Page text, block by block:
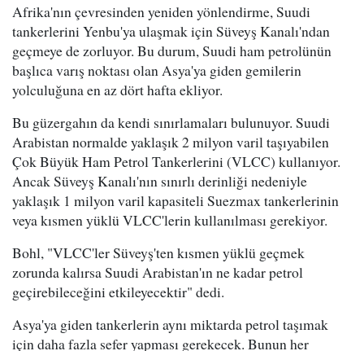
Afrika'nın çevresinden yeniden yönlendirme, Suudi
tankerlerini Yenbu'ya ulaşmak için Süveyş Kanalı'ndan
geçmeye de zorluyor. Bu durum, Suudi ham petrolünün
başlıca varış noktası olan Asya'ya giden gemilerin
yolculuğuna en az dört hafta ekliyor.
Bu güzergahın da kendi sınırlamaları bulunuyor. Suudi
Arabistan normalde yaklaşık 2 milyon varil taşıyabilen
Çok Büyük Ham Petrol Tankerlerini (VLCC) kullanıyor.
Ancak Süveyş Kanalı'nın sınırlı derinliği nedeniyle
yaklaşık 1 milyon varil kapasiteli Suezmax tankerlerinin
veya kısmen yüklü VLCC'lerin kullanılması gerekiyor.
Bohl, "VLCC'ler Süveyş'ten kısmen yüklü geçmek
zorunda kalırsa Suudi Arabistan'ın ne kadar petrol
geçirebileceğini etkileyecektir" dedi.
Asya'ya giden tankerlerin aynı miktarda petrol taşımak
için daha fazla sefer yapması gerekecek. Bunun her